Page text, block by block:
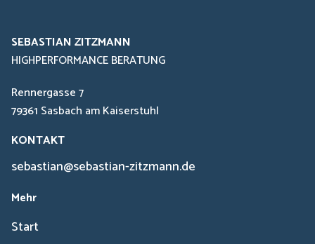
SEBASTIAN ZITZMANN
HIGHPERFORMANCE BERATUNG
Rennergasse 7
79361 Sasbach am Kaiserstuhl
KONTAKT
sebastian@sebastian-zitzmann.de
Mehr
Start